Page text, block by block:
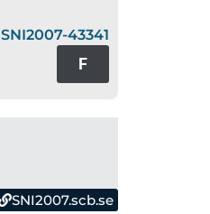
SNI2007-43341
F
SNI2007.scb.se